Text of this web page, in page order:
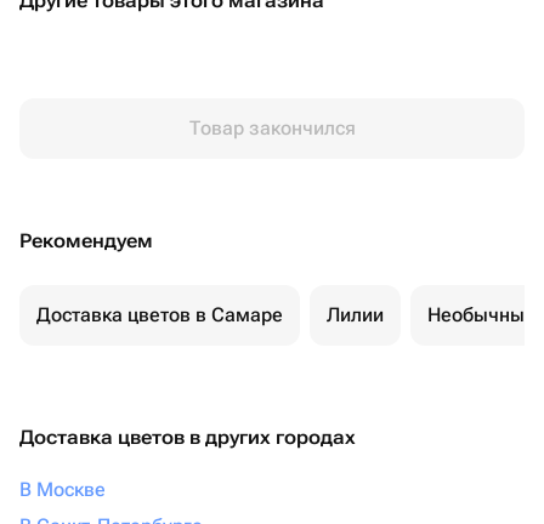
Товар закончился
Рекомендуем
Доставка цветов в Самаре Лилии Необычные
Доставка цветов в других городах
В Москве